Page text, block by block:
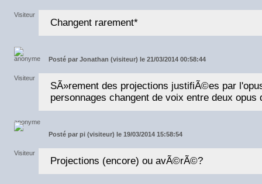
Changent rarement*
Posté par Jonathan (visiteur) le 21/03/2014 00:58:44
SÃ»rement des projections justifiÃ©es par
personnages changent de voix entre deux opus
Posté par pi (visiteur) le 19/03/2014 15:58:54
Projections (encore) ou avÃ©rÃ©?